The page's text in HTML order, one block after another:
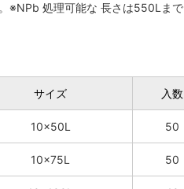
※NPb 処理可能な 長さは550Lまで
サイズ 入数
10×50L 50
10×75L 50